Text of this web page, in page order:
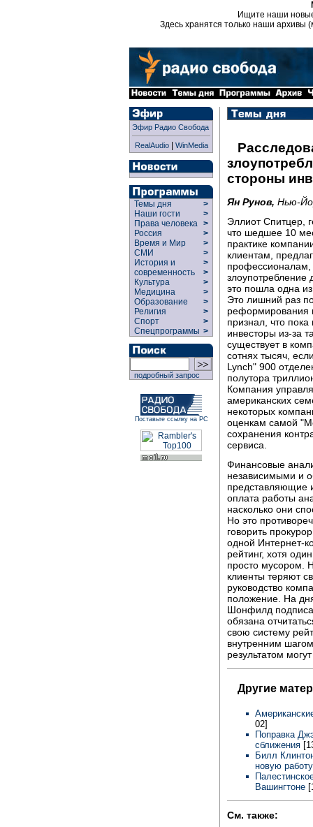
Ищите наши
Здесь хранятся только наши архивы
Эфир Радио Свобода
RealAudio| WinMedia
Темы дня
>
Наши гости
>
Права человека >
Россия
>
Время и Мир
>
СМИ
>
История и
современность
>
>
Культура
>
Медицина
>
Образование
>
Религия
>
Спорт
>
Спецпрограммы >
подробный запрос
Поставьте ссылку на РС
стороны
Ян Рунов, Нью-
Эллиот Спитцер,
что шедшее 10
практике
клиентам,
злоупотребление
это пошла одна
Это лишний раз
реформирования
признал, что
инвесторы из-за
существует в
сотнях тысяч,
Lynch" 900
полутора
Компания
американских
некоторых
оценкам самой
сохранения
сервиса.
Финансовые
независимыми и
представляющие
оплата работы
насколько они
Но это
говорить
одной Интернет-
рейтинг, хотя
просто мусором.
клиенты теряют
руководство
положение. На
Шонфилд
обязана
свою систему
внутренним
результатом
Другие
02]
Поправка
сближения
Билл
новую
Вашингтоне
См. также: